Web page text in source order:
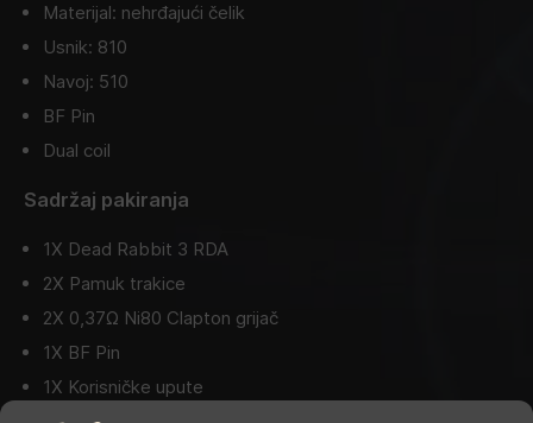
Materijal: nehrđajući čelik
Usnik: 810
Navoj: 510
BF Pin
Dual coil
Sadržaj pakiranja
1X Dead Rabbit 3 RDA
2X Pamuk trakice
2X 0,37Ω Ni80 Clapton grijač
1X BF Pin
1X Korisničke upute